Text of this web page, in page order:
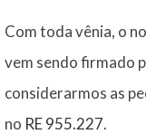
Com toda vênia, o
vem sendo firmado
considerarmos as
no RE 955.227.